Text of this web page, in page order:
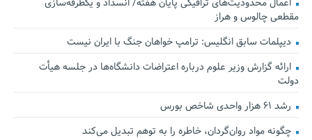
مقطعی چالوس و هراز
دیپلمات سابق انگلیس:‌ ترامپ خواهان جنگ با ایران نیست
ارائه گزارش وزیر علوم درباره اعتراضات دانشگاه‌ها در جلسه هیأت
دولت
رشد ۶۱ هزار واحدی شاخص بورس
چگونه مواد روان‌گردان، خاطره را به توهم تبدیل می‌کند